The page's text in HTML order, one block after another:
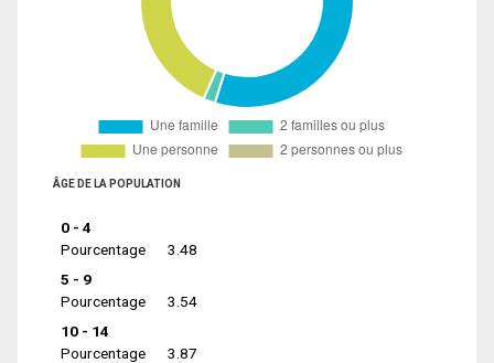
ÂGE DE LA POPULATION
0 - 4
Pourcentage
3.48
5 - 9
Pourcentage
3.54
10 - 14
Pourcentage
3.87